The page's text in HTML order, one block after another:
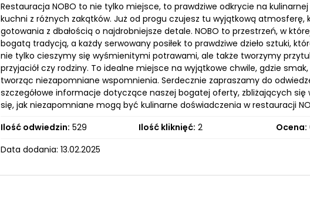
Restauracja NOBO to nie tylko miejsce, to prawdziwe odkrycie na
kuchni z różnych zakątków. Już od progu czujesz tu wyjątkową atmosferę,
gotowania z dbałością o najdrobniejsze detale. NOBO to przestrzeń, w
bogatą tradycją, a każdy serwowany posiłek to prawdziwe dzieło sztuki,
nie tylko cieszymy się wyśmienitymi potrawami, ale także tworzymy
przyjaciół czy rodziny. To idealne miejsce na wyjątkowe chwile, gdzie
tworząc niezapomniane wspomnienia. Serdecznie zapraszamy do
szczegółowe informacje dotyczące naszej bogatej oferty, zbliżających się
się, jak niezapomniane mogą być kulinarne doświadczenia w restauracji
Ilość odwiedzin: 529 Ilość kliknięć: 2 Ocena:
Data dodania: 13.02.2025